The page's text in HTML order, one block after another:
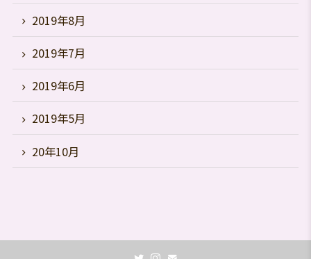
2019年8月
2019年7月
2019年6月
2019年5月
20年10月